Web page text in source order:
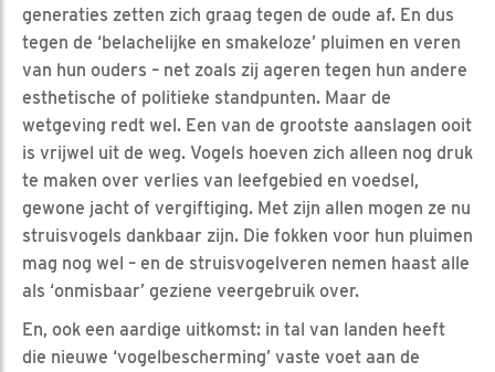
generaties zetten zich graag tegen de oude af. En dus
tegen de ‘belachelijke en smakeloze’ pluimen en veren
van hun ouders – net zoals zij ageren tegen hun andere
esthetische of politieke standpunten. Maar de
wetgeving redt wel. Een van de grootste aanslagen ooit
is vrijwel uit de weg. Vogels hoeven zich alleen nog druk
te maken over verlies van leefgebied en voedsel,
gewone jacht of vergiftiging. Met zijn allen mogen ze nu
struisvogels dankbaar zijn. Die fokken voor hun pluimen
mag nog wel – en de struisvogelveren nemen haast alle
als ‘onmisbaar’ geziene veergebruik over.
En, ook een aardige uitkomst: in tal van landen heeft
die nieuwe ‘vogelbescherming’ vaste voet aan de